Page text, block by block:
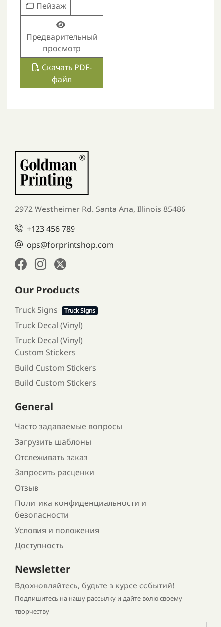
Пейзаж
Предварительный
просмотр
Скачать PDF-
файл
2972 Westheimer Rd. Santa Ana, Illinois 85486
+123 456 789
ops@forprintshop.com
General
Часто задаваемые вопросы
Загрузить шаблоны
Отслеживать заказ
Запросить расценки
Отзыв
Политика конфиденциальности и
безопасности
Условия и положения
Доступность
Our Products
Truck Signs Truck Signs
Truck Decal (Vinyl)
Truck Decal (Vinyl)
Custom Stickers
Build Custom Stickers
Build Custom Stickers
Newsletter
Вдохновляйтесь, будьте в курсе событий!
Подпишитесь на нашу рассылку и дайте волю своему
творчеству